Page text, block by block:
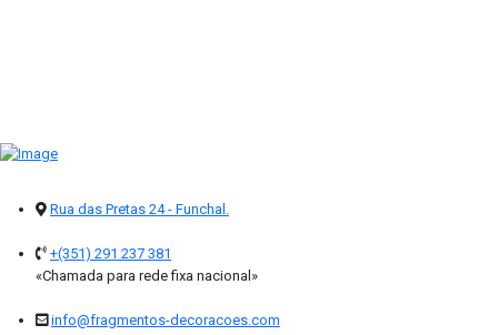
Rua das Pretas 24 - Funchal.
+(351) 291 237 381
«Chamada para rede fixa nacional»
info@fragmentos-decoracoes.com